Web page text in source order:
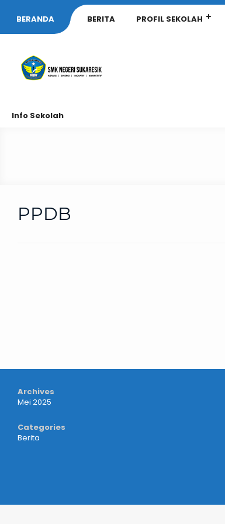
BERANDA BERITA PROFIL SEKOLAH
Info Sekolah
PPDB
Archives
Mei 2025
Categories
Berita